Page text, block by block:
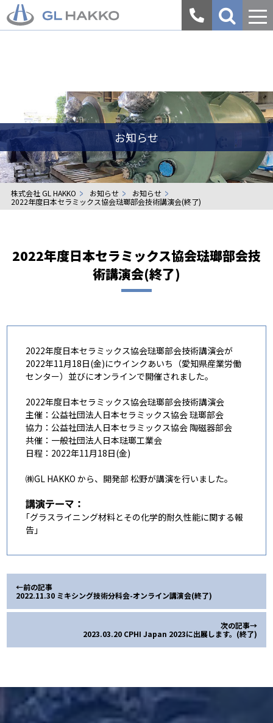
会
お知らせ
株式会社 GL HAKKO お知らせ
お知らせ
2022年度日本セラミックス協会琺瑯部会技術講演会(終了)
2022年度日本セラミックス協会琺瑯部会技
術講演会(終了)
2022年度日本セラミックス協会琺瑯部会技術講演会が
2022年11月18日(金)にウインクあいち（愛知県産業労働
センター）並びにオンラインで開催されました。
2022年度日本セラミックス協会琺瑯部会技術講演会
主催：公益社団法人日本セラミックス協会 琺瑯部会
協力：公益社団法人日本セラミックス協会 陶磁器部会
共催：一般社団法人日本琺瑯工業会
日程：2022年11月18日(金)
㈱GL HAKKO から、開発部 松野が講演を行いました。
講演テーマ：
｢グラスライニング材料とその化学的耐久性能に関する報
告｣
←前の記事
2022.11.30 ミキシング技術分科会-オンライン講演会(終了)
次の記事→
2023.03.20 CPHI Japan 2023に出展します。(終了)